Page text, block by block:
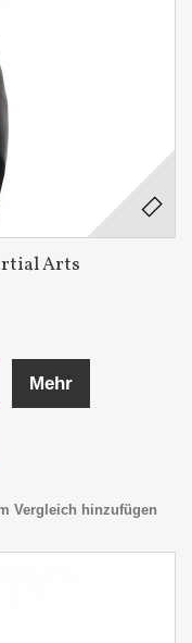
Arts
Mehr
Vergleich hinzufügen